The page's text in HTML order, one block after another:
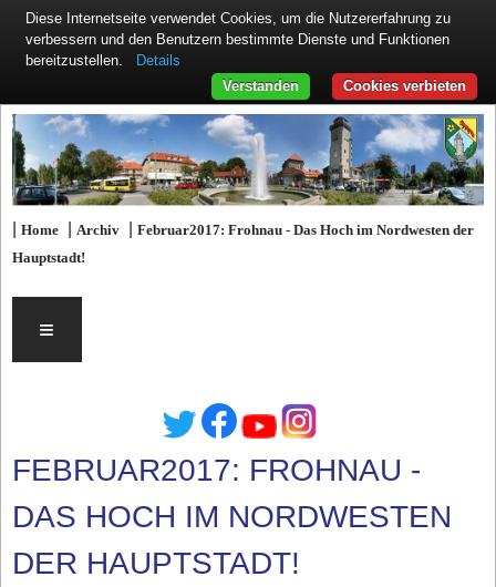
|Home |Archiv |Februar2017: Frohnau - Das Hoch im Nordwesten der
Hauptstadt!
≡
FEBRUAR2017: FROHNAU -
DAS HOCH IM NORDWESTEN
DER HAUPTSTADT!
Diese Internetseite verwendet Cookies, um die Nutzererfahrung zu
verbessern und den Benutzern bestimmte Dienste und Funktionen
bereitzustellen.
Details
Cookies verbieten
Verstanden